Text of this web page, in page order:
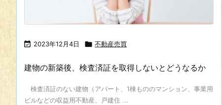
 2023年12月4日  不動産売買
建物の新築後、検査済証を取得しないとどうなるか
検査済証のない建物（アパート、1棟もののマンション、事業用
ビルなどの収益用不動産、戸建住 ...